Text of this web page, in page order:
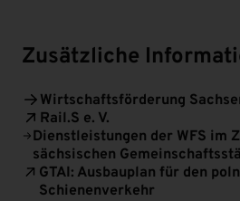
Zusätzliche
Wirtschaftsförderung
Rail.S e. V.
Dienstleistungen der WFS im
sächsischen
GTAI: Ausbauplan für den
Schienenverkehr